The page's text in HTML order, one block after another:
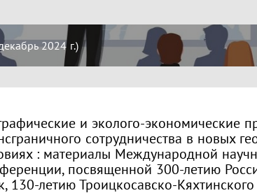
2024 г.)
и эколого-экономические
сотрудничества в новых
: материалы Международной
посвященной 300-летию
130-летию Троицкосавско-